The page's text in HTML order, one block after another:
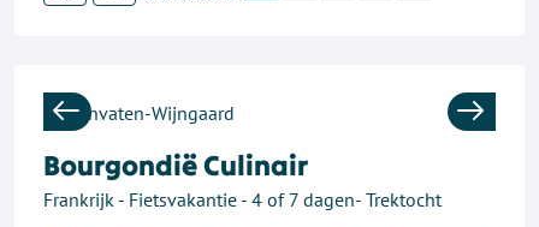
Previous Next
Bourgondië Culinair
Frankrijk - Fietsvakantie - 4 of 7 dagen- Trektocht